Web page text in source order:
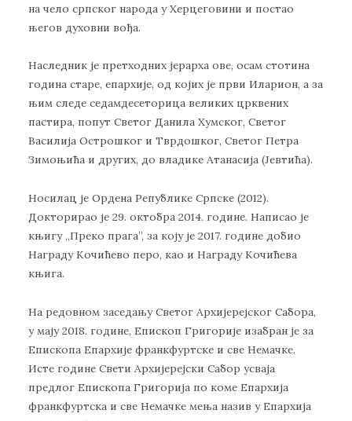
на чело српског народа у Херцеговини и постао
његов духовни вођа.
Наследник је претходних јерарха ове, осам стотина
година старе, епархије, од којих је први Иларион, а за
њим следе седамдесеторица великих црквених
пастира, попут Светог Данила Хумског, Светог
Василија Острошког и Тврдошког, Светог Петра
Зимоњића и других, до владике Атанасија (Јевтића).
Носилац је Ордена Републике Српске (2012).
Докторирао је 29. октобра 2014. године. Написао је
књигу „Преко прага”, за коју је 2017. године добио
Награду Кочићево перо, као и Награду Кочићева
књига.
На редовном заседању Светог Архијерејског Сабора,
у мају 2018. године, Епископ Григорије изабран је за
Епископа Епархије франкфуртске и све Немачке.
Исте године Свети Архијерејски Сабор усваја
предлог Епископа Григорија по коме Епархија
франкфуртска и све Немачке мења назив у Епархија